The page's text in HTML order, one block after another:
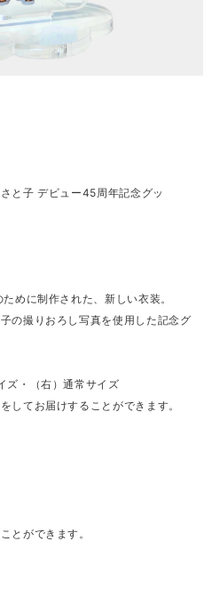
と子 デビュー45周年記念グッ
めに制作された、新しい衣装。
の撮りおろし写真を使用した記念グ
ズ・（右）通常サイズ
してお届けすることができます。
とができます。